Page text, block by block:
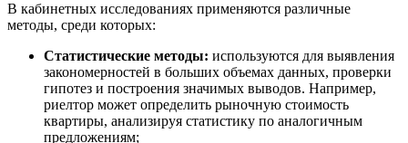
В кабинетных исследованиях применяются различные
методы, среди которых:
Статистические методы: используются для выявления
закономерностей в больших объемах данных, проверки
гипотез и построения значимых выводов. Например,
риелтор может определить рыночную стоимость
квартиры, анализируя статистику по аналогичным
предложениям;